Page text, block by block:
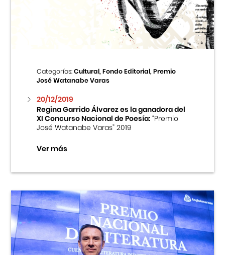
Centro Cultural Peruano Japonés
Museo de la Inmigración Japonesa
Teatro Peruano Japonés
Categorías:Cultural, Fondo Editorial, Premio
José Watanabe Varas
20/12/2019
Regina Garrido Álvarez es la ganadora del
XI Concurso Nacional de Poesía:“Premio
José Watanabe Varas” 2019
Ver más